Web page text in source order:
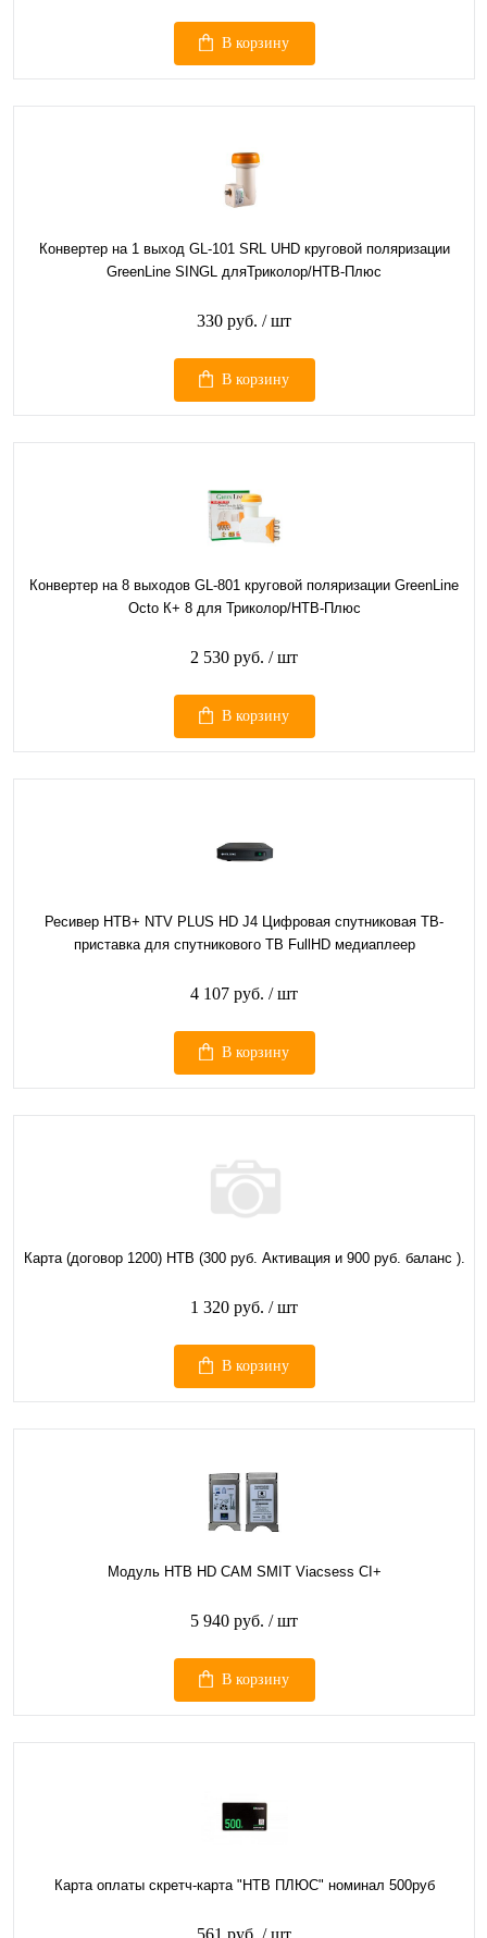
В корзину
Конвертер на 1 выход GL-101 SRL UHD круговой поляризации
GreenLine SINGL дляТриколор/НТВ-Плюс
330 руб. / шт
В корзину
Конвертер на 8 выходов GL-801 круговой поляризации GreenLine
Octo К+ 8 для Триколор/НТВ-Плюс
2 530 руб. / шт
В корзину
Ресивер НТВ+ NTV PLUS HD J4 Цифровая спутниковая ТВ-
приставка для спутникового ТВ FullHD медиаплеер
4 107 руб. / шт
В корзину
Карта (договор 1200) НТВ (300 руб. Активация и 900 руб. баланс ).
1 320 руб. / шт
В корзину
Модуль НТВ HD CAM SMIT Viacsess CI+
5 940 руб. / шт
В корзину
Карта оплаты скретч-карта "НТВ ПЛЮС" номинал 500руб
561 руб. / шт